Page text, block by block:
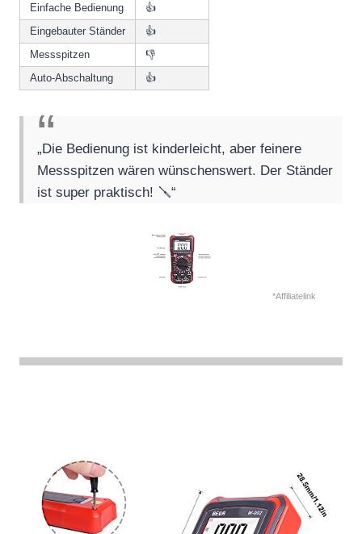
Einfache Bedienung
👍
Eingebauter Ständer
👍
Messspitzen
👎
Auto-Abschaltung
👍
„Die Bedienung ist kinderleicht, aber feinere
Messspitzen wären wünschenswert. Der Ständer
ist super praktisch! 🪛“
*Affiliatelink